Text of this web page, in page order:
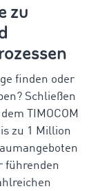
zu
finden oder
Schließen
TIMOCOM
zu 1 Million
führenden